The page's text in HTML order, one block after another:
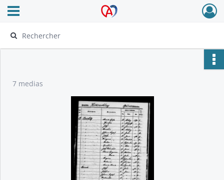
Archives Alsace - Colmar
Ouvrir le menu déroulant
7 medias